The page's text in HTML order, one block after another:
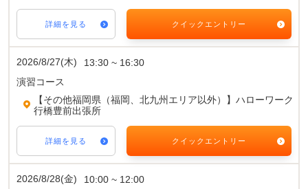
詳細を見る クイックエントリー
2026/8/27(木)
13:30 ~ 16:30
演習コース
【その他福岡県（福岡、北九州エリア以外）】ハローワーク
行橋豊前出張所
詳細を見る クイックエントリー
2026/8/28(金)
10:00 ~ 12:00